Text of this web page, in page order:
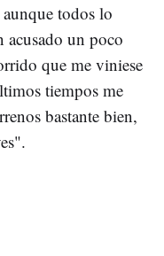
todos lo
un poco
que me viniese
tiempos me
bastante bien,